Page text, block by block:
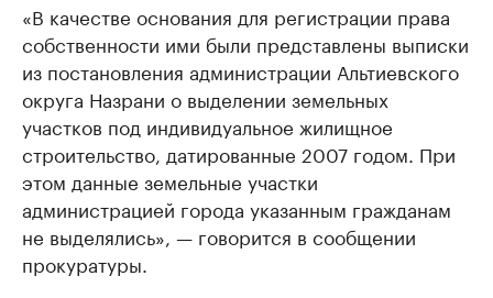
«В качестве основания для регистрации права
собственности ими были представлены выписки
из постановления администрации Альтиевского
округа Назрани о выделении земельных
участков под индивидуальное жилищное
строительство, датированные 2007 годом. При
этом данные земельные участки
администрацией города указанным гражданам
не выделялись», — говорится в сообщении
прокуратуры.